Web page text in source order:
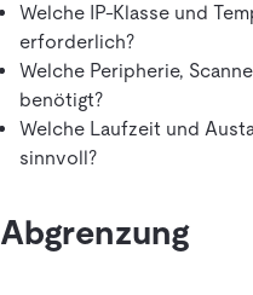
Welche IP-Klasse und
erforderlich?
Welche Peripherie,
benötigt?
Welche Laufzeit und
sinnvoll?
Abgrenzung